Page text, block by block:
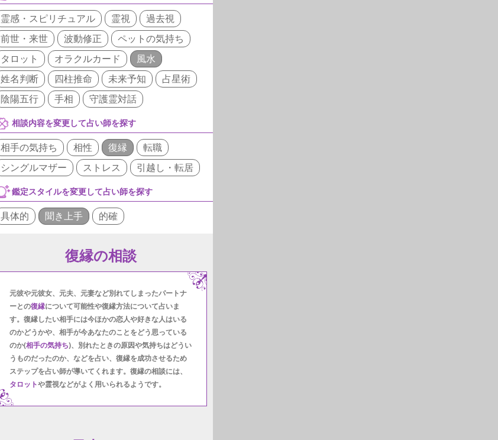
霊感・スピリチュアル 霊視
過去視
前世・来世
波動修正
ペットの気持ち
タロット
オラクルカード
風水
姓名判断
四柱推命 未来予知
占星術
陰陽五行
手相 守護霊対話
相談内容を変更して占い師を探す
相手の気持ち 相性 復縁
転職
シングルマザー
ストレス 引越し・転居
鑑定スタイルを変更して占い師を探す
具体的 聞き上手 的確
復縁の相談
元彼や元彼女、元夫、元妻など別れてしまったパートナ
ーとの復縁について可能性や復縁方法について占いま
す。復縁したい相手には今ほかの恋人や好きな人はいる
のかどうかや、相手が今あなたのことをどう思っている
のか(相手の気持ち)、別れたときの原因や気持ちはどうい
うものだったのか、などを占い、復縁を成功させるため
ステップを占い師が導いてくれます。復縁の相談には、
タロットや霊視などがよく用いられるようです。